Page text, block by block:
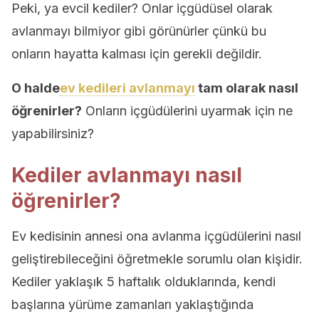
Peki, ya evcil kediler? Onlar içgüdüsel olarak
avlanmayı bilmiyor gibi görünürler çünkü bu
onların hayatta kalması için gerekli değildir.
O haldeev kedileri avlanmayı tam olarak nasıl
öğrenirler? Onların içgüdülerini uyarmak için ne
yapabilirsiniz?
Kediler avlanmayı nasıl
öğrenirler?
Ev kedisinin annesi ona avlanma içgüdülerini nasıl
geliştirebileceğini öğretmekle sorumlu olan kişidir.
Kediler yaklaşık 5 haftalık olduklarında, kendi
başlarına yürüme zamanları yaklaştığında